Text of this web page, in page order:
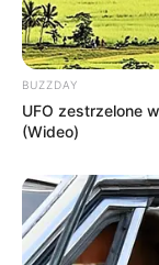
BUZZDAY
UFO zestrzelone
(Wideo)